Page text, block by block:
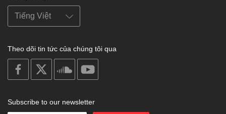
Theo dõi tin tức của chúng tôi qua
on
facebook
soundcloud
Subscribe to our newsletter